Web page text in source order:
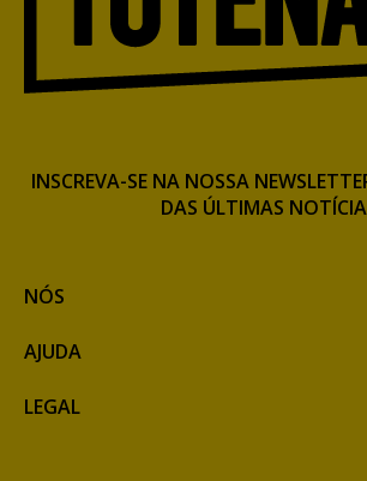
NÓS
AJUDA
LEGAL
INSCREVA-SE NA NOSSA
DAS ÚLTIMAS